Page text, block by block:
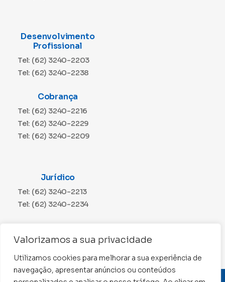
Valorizamos a sua privacidade
Utilizamos cookies para melhorar a sua experiência de
navegação, apresentar anúncios ou conteúdos
Desenvolvimento
Profissional
Tel: (62) 3240-2203
Tel: (62) 3240-2238
Cobrança
Tel: (62) 3240-2216
Tel: (62) 3240-2229
Tel: (62) 3240-2209
Jurídico
Tel: (62) 3240-2213
Tel: (62) 3240-2234
Tel: (62) 3240-2230